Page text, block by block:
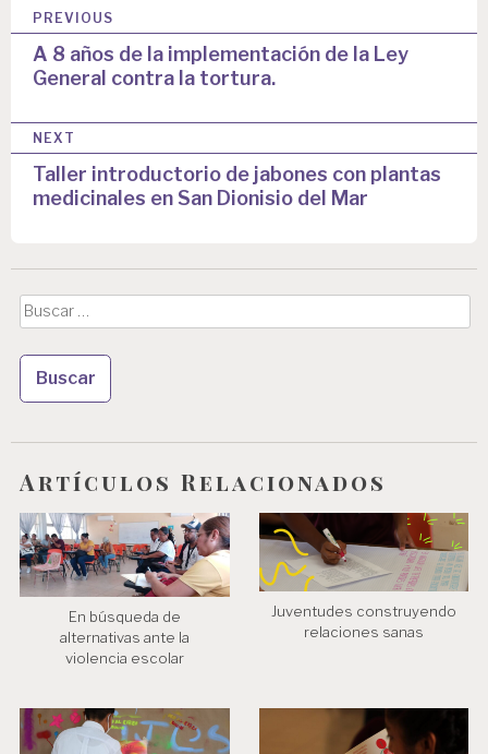
N
a
e
g
i
ó
e
e
n
t
r
a
s
PREVIOUS
A 8 años de la implementación de la Ley
General contra la tortura.
NEXT
Taller introductorio de jabones con plantas
medicinales en San Dionisio del Mar
Buscar:
Artículos Relacionados
En búsqueda de
alternativas ante la
violencia escolar
Juventudes construyendo
relaciones sanas